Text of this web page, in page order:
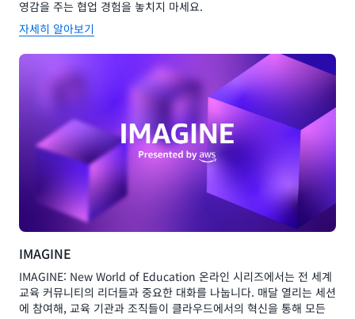
영감을 주는 협업 경험을 놓치지 마세요.
자세히 알아보기
IMAGINE
IMAGINE: New World of Education 온라인 시리즈에서는 전 세계
교육 커뮤니티의 리더들과 중요한 대화를 나눕니다. 매달 열리는 세션
에 참여해, 교육 기관과 조직들이 클라우드에서의 혁신을 통해 모든